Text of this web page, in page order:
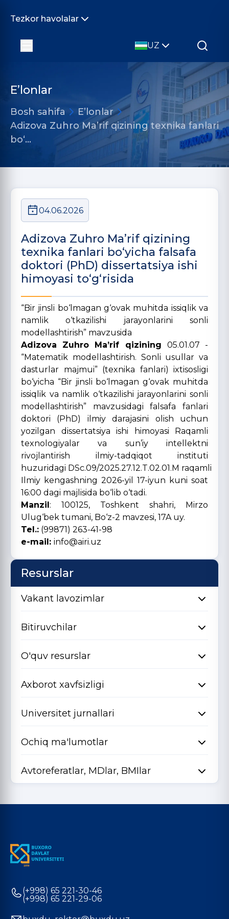
Tezkor havolalar
UZ
E’lonlar
Bosh sahifa
E’lonlar
Adizova Zuhro Ma’rif qizining texnika fanlari
bo‘…
04.06.2026
Adizova Zuhro Ma’rif qizining
texnika fanlari bo‘yicha falsafa
doktori (PhD) dissertatsiya ishi
himoyasi to‘g‘risida
“Bir jinsli bo‘lmagan g‘ovak muhitda issiqlik va
namlik o‘tkazilishi jarayonlarini sonli
modellashtirish” mavzusida
Adizova Zuhro Ma’rif qizining 05.01.07 -
“Matematik modellashtirish. Sonli usullar va
dasturlar majmui” (texnika fanlari) ixtisosligi
bo‘yicha “Bir jinsli bo‘lmagan g‘ovak muhitda
issiqlik va namlik o‘tkazilishi jarayonlarini sonli
modellashtirish” mavzusidagi falsafa fanlari
doktori (PhD) ilmiy darajasini olish uchun
yozilgan dissertatsiya ishi himoyasi Raqamli
texnologiyalar va sun’iy intellektni
rivojlantirish ilmiy-tadqiqot instituti
huzuridagi DSc.09/2025.27.12.T.02.01.M raqamli
Ilmiy kengashning 2026-yil 17-iyun kuni soat
16:00 dagi majlisida bo‘lib o‘tadi.
Manzil: 100125, Toshkent shahri, Mirzo
Ulug‘bek tumani, Bo‘z-2 mavzesi, 17A uy.
Tel.: (99871) 263-41-98
e-mail: info@airi.uz
Resurslar
Vakant lavozimlar
Bitiruvchilar
O'quv resurslar
Axborot xavfsizligi
Universitet jurnallari
Ochiq ma'lumotlar
Avtoreferatlar, MDlar, BMIlar
(+998) 65 221-30-46
(+998) 65 221-29-06